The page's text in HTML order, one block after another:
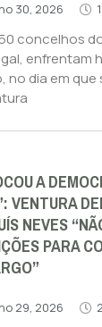
30, 2026
concelhos
enfrentam
no dia em
A
VENTURA
NEVES
PARA
29, 2026